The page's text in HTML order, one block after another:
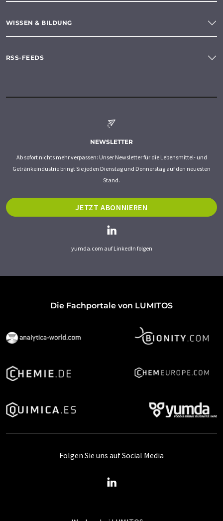
WISSEN & BILDUNG
RSS-FEEDS
NEWSLETTER
Ab sofort nichts mehr verpassen: Unser Newsletter für die Lebensmittel- und
Getränkeindustrie bringt Sie jeden Dienstag und Donnerstag auf den neuesten
Stand.
JETZT ABONNIEREN
yumda.com auf LinkedIn folgen
Die Fachportale von LUMITOS
Folgen Sie uns auf Social Media